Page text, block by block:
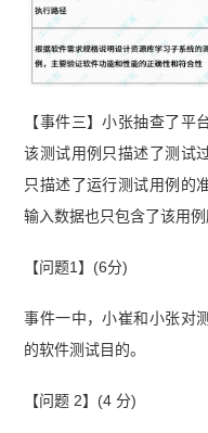
【事件三】小张抽查了平
该测试用例只描述了测试
只描述了运行测试用例的
输入数据也只包含了该用例
【问题1】(6分)
事件一中，小崔和小张对
的软件测试目的。
【问题 2】(4 分)